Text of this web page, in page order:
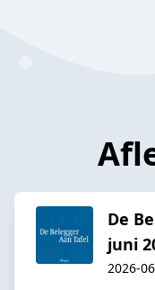
De
juni
2026-